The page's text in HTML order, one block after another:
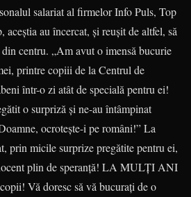
salariat al firmelor Info Puls, Top
au încercat, şi reuşit de altfel, să
centru. „Am avut o imensă bucurie
printre copiii de la Centrul de
într-o zi atât de specială pentru ei!
o surpriză şi ne-au întâmpinat
ocroteşte-i pe români!” La
prin micile surprize pregătite pentru ei,
plin de speranţă! LA MULŢI ANI
Vă doresc să vă bucuraţi de o